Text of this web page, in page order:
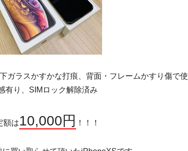
ガラスかすかな打痕、背面・フレームかすり傷で使
有り、SIMロック解除済み
額は10,000円 ！！！